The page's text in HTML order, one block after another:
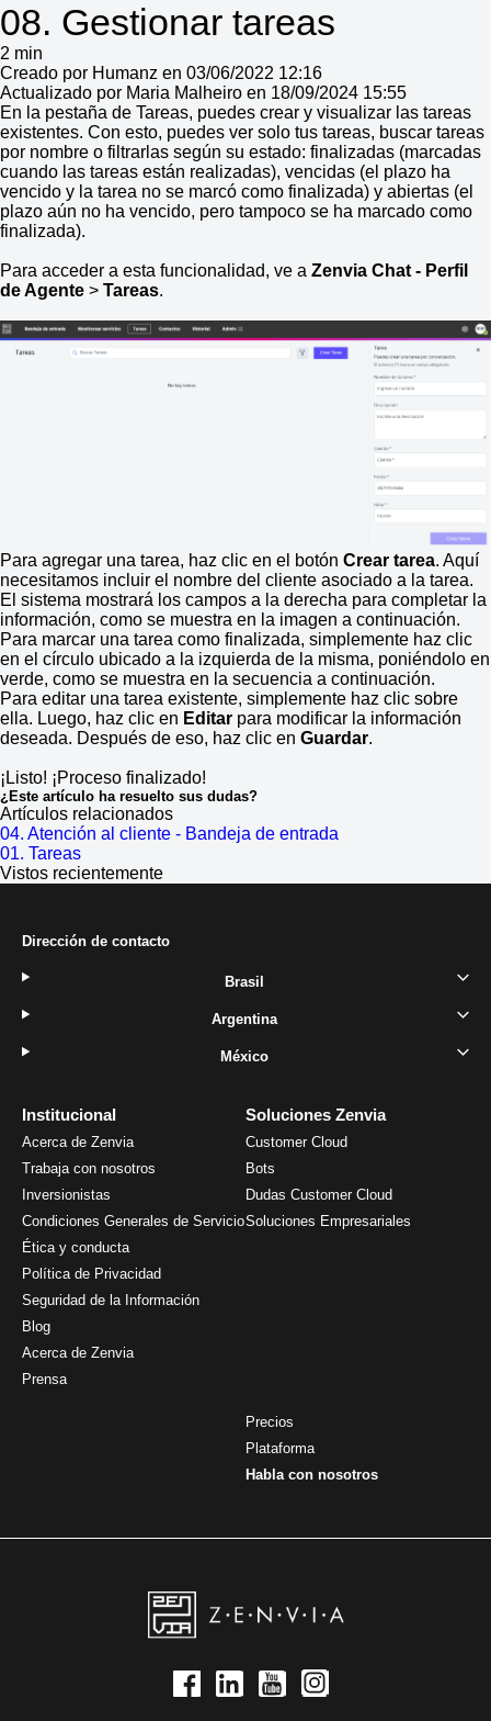
08. Gestionar tareas
2 min
Creado por Humanz en 03/06/2022 12:16
Actualizado por Maria Malheiro en 18/09/2024 15:55
En la pestaña de Tareas, puedes crear y visualizar las tareas
existentes. Con esto, puedes ver solo tus tareas, buscar tareas
por nombre o filtrarlas según su estado: finalizadas (marcadas
cuando las tareas están realizadas), vencidas (el plazo ha
vencido y la tarea no se marcó como finalizada) y abiertas (el
plazo aún no ha vencido, pero tampoco se ha marcado como
finalizada).
Para acceder a esta funcionalidad, ve a Zenvia Chat - Perfil
de Agente > Tareas.
Para agregar una tarea, haz clic en el botón Crear tarea. Aquí
necesitamos incluir el nombre del cliente asociado a la tarea.
El sistema mostrará los campos a la derecha para completar la
información, como se muestra en la imagen a continuación.
Para marcar una tarea como finalizada, simplemente haz clic
en el círculo ubicado a la izquierda de la misma, poniéndolo en
verde, como se muestra en la secuencia a continuación.
Para editar una tarea existente, simplemente haz clic sobre
ella. Luego, haz clic en Editar para modificar la información
deseada. Después de eso, haz clic en Guardar.
¡Listo! ¡Proceso finalizado!
¿Este artículo ha resuelto sus dudas?
Artículos relacionados
04. Atención al cliente - Bandeja de entrada
01. Tareas
Vistos recientemente
Institucional
Acerca de Zenvia
Trabaja con nosotros
Inversionistas
Condiciones Generales de Servicio
Ética y conducta
Política de Privacidad
Seguridad de la Información
Blog
Acerca de Zenvia
Prensa
Soluciones Zenvia
Customer Cloud
Bots
Dudas Customer Cloud
Soluciones Empresariales
Precios
Plataforma
Habla con nosotros
Dirección de contacto
Brasil
Argentina
México